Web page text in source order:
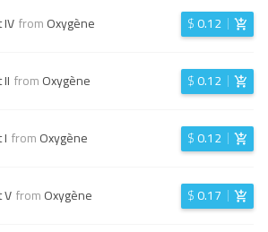
fromOxygène $0.12
fromOxygène $0.12
I fromOxygène $0.12
VfromOxygène $0.17